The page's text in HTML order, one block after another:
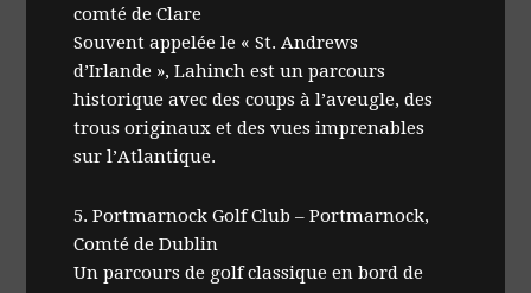
comté de Clare
Souvent appelée le « St. Andrews
d’Irlande », Lahinch est un parcours
historique avec des coups à l’aveugle, des
trous originaux et des vues imprenables
sur l’Atlantique.
5. Portmarnock Golf Club – Portmarnock,
Comté de Dublin
Un parcours de golf classique en bord de